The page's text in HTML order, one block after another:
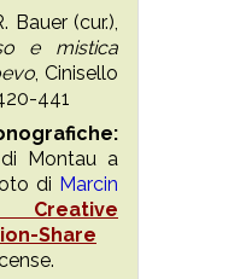
Bauer (cur.),
e mistica
, Cinisello
441
Montau a
di Marcin
Creative
Share